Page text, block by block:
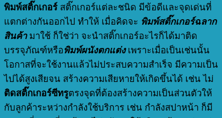
พิมพ์สติ๊กเกอร์ สติ๊กเกอร์แต่ละชนิด มีข้อดีและจุดเด่นที่
แตกต่างกันออกไป ทำให้ เมื่อคิดจะ พิมพ์สติ๊กเกอร์ฉลาก
สินค้า มาใช้ ก็ใช่ว่า จะนำสติ๊กเกอร์อะไรก็ได้มาติด
บรรจุภัณฑ์หรือพิมพ์ผนังตกแต่งเพราะเมื่อเป็นเช่นนั้น
โอกาสที่จะใช้งานแล้วไม่ประสบความสำเร็จ มีความเป็น
ไปได้สูงเสียจน สร้างความเสียหายให้เกิดขึ้นได้ เช่น ไม่
ติดสติ๊กเกอร์ซีทรูตรงจุดที่ต้องสร้างความเป็นส่วนตัวให้
กับลูกค้าระหว่างกำลังใช้บริการ เช่น กำลังสปาหน้า ก็มี